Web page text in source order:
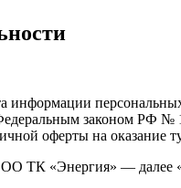
информации
законом РФ
оферты на оказание
ТК «Энергия» — далее